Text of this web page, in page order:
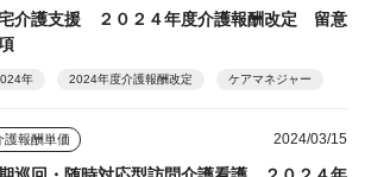
介護支援 ２０２４年度介護報酬改定 留意
年 2024年度介護報酬改定 ケアマネジャー
護報酬単価 2024/03/15